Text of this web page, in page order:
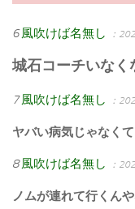
6 風吹けば名無し ：
城石コーチいなく
7 風吹けば名無し ：
ヤバい病気じゃなく
8 風吹けば名無し ：
ノムが連れて行くん